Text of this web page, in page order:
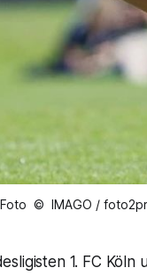
Foto © IMAGO /
1. FC Köln